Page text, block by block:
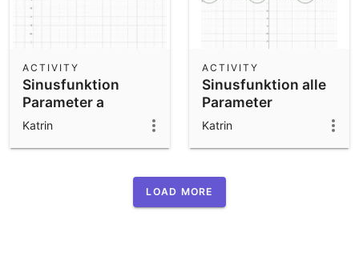
Sinusfunktion
Parameter a
ACTIVITY
Katrin
Sinusfunktion alle
Parameter
ACTIVITY
Katrin
LOAD MORE